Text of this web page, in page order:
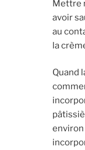
Mettre
avoir
au
la
Quand
environ